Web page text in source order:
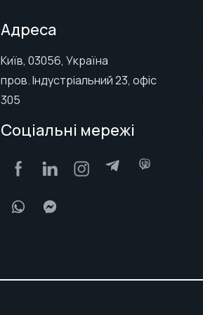
Адреса
Київ, 03056, Україна
пров. Індустріальний 23, офіс
305
Соціальні мережі